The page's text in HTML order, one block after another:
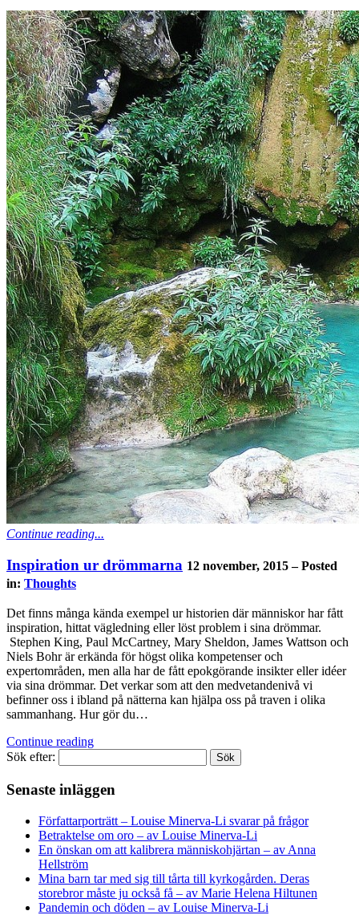
Continue reading...
Inspiration ur drömmarna 12 november, 2015 – Posted
in: Thoughts
Det finns många kända exempel ur historien där människor har fått
inspiration, hittat vägledning eller löst problem i sina drömmar.
Stephen King, Paul McCartney, Mary Sheldon, James Wattson och
Niels Bohr är erkända för högst olika kompetenser och
expertområden, men alla har de fått epokgörande insikter eller idéer
via sina drömmar. Det verkar som att den medvetandenivå vi
befinner oss i ibland på nätterna kan hjälpa oss på traven i olika
sammanhang. Hur gör du…
Continue reading
Sök efter:
Senaste inläggen
Författarporträtt – Louise Minerva-Li svarar på frågor
Betraktelse om oro – av Louise Minerva-Li
En önskan om att kalibrera människohjärtan – av Anna
Hellström
Mina barn tar med sig till tårta till kyrkogården. Deras
storebror måste ju också få – av Marie Helena Hiltunen
Pandemin och döden – av Louise Minerva-Li